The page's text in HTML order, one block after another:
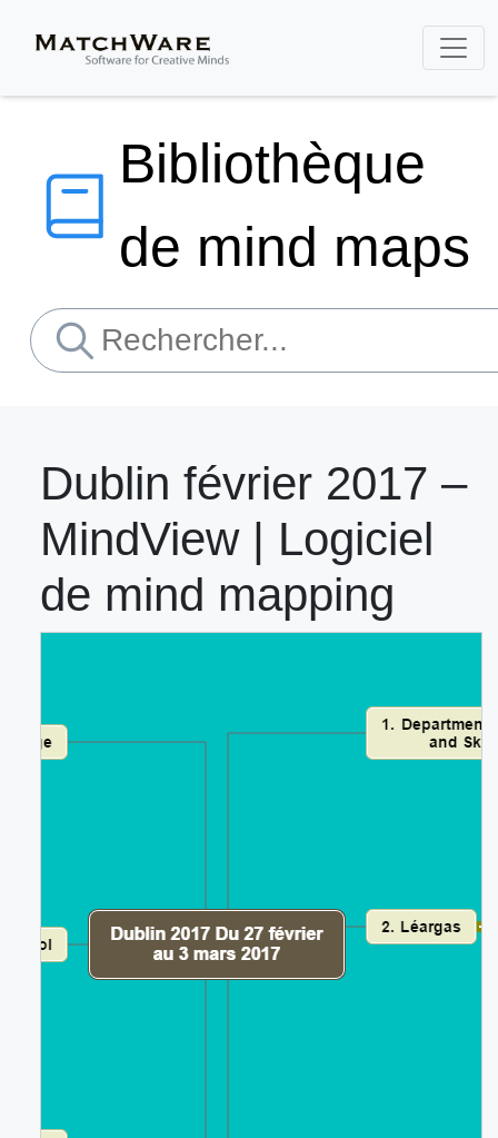
Bibliothèque
de mind maps
Dublin février 2017 –
MindView | Logiciel
de mind mapping